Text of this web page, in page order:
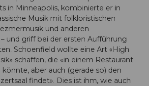
in Minneapolis, kombinierte er in
Musik mit folkloristischen
und anderen
und griff bei der ersten Aufführung
Schoenfield wollte eine Art «High
schaffen, die «in einem Restaurant
aber auch (gerade so) den
findet». Dies ist ihm, wie auch